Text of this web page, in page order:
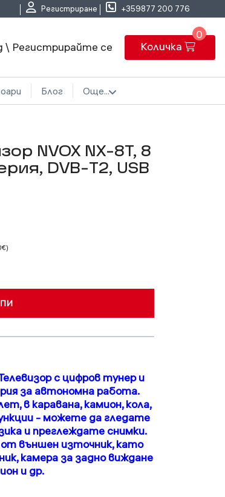
Регистриране +359877 200 776
\ Регистрирайте се Количка
0
Блог Още...
NVOX NX-8T, 8
DVB-T2, USB
с цифров тунер и
за автономна работа.
в каравана, камион, кола,
- можете да гледате
и преглеждате снимки.
от външен източник, като
камера за задно виждане
и др.